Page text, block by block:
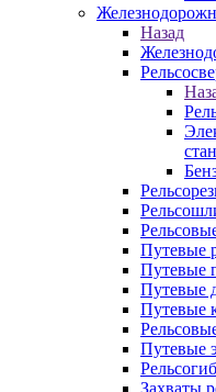
Назад
Путевые
Путевые
Путевые
Путевые
Путевые
Захваты